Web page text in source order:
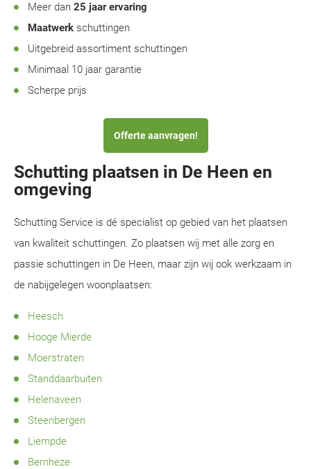
Meer dan 25 jaar ervaring
Maatwerk schuttingen
Uitgebreid assortiment schuttingen
Minimaal 10 jaar garantie
Scherpe prijs
Offerte aanvragen!
Schutting plaatsen in De Heen en
omgeving
Schutting Service is dé specialist op gebied van het plaatsen
van kwaliteit schuttingen. Zo plaatsen wij met alle zorg en
passie schuttingen in De Heen, maar zijn wij ook werkzaam in
de nabijgelegen woonplaatsen:
Heesch
Hooge Mierde
Moerstraten
Standdaarbuiten
Helenaveen
Steenbergen
Liempde
Bernheze